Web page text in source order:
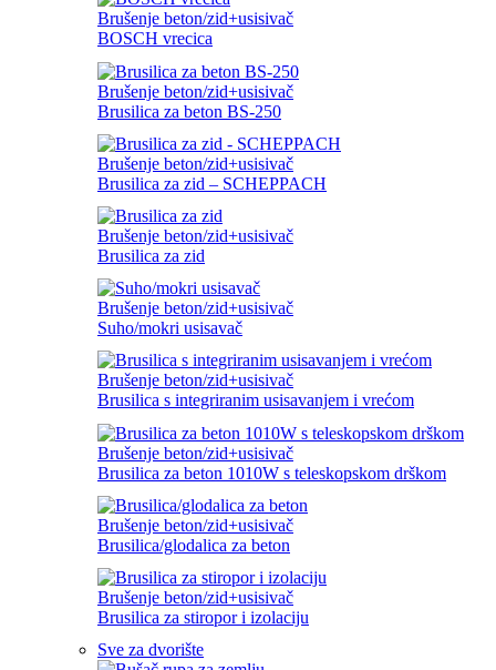
Brušenje beton/zid+usisivač
BOSCH vrecica
Brušenje beton/zid+usisivač
Brusilica za beton BS-250
Brušenje beton/zid+usisivač
Brusilica za zid – SCHEPPACH
Brušenje beton/zid+usisivač
Brusilica za zid
Brušenje beton/zid+usisivač
Suho/mokri usisavač
Brušenje beton/zid+usisivač
Brusilica s integriranim usisavanjem i vrećom
Brušenje beton/zid+usisivač
Brusilica za beton 1010W s teleskopskom drškom
Brušenje beton/zid+usisivač
Brusilica/glodalica za beton
Brušenje beton/zid+usisivač
Brusilica za stiropor i izolaciju
Sve za dvorište